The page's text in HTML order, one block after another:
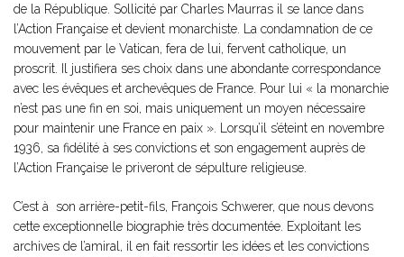
de la République. Sollicité par Charles Maurras il se lance dans
l’Action Française et devient monarchiste. La condamnation de ce
mouvement par le Vatican, fera de lui, fervent catholique, un
proscrit. Il justifiera ses choix dans une abondante correspondance
avec les évêques et archevêques de France. Pour lui « la monarchie
n’est pas une fin en soi, mais uniquement un moyen nécessaire
pour maintenir une France en paix ». Lorsqu’il s’éteint en novembre
1936, sa fidélité à ses convictions et son engagement auprès de
l’Action Française le priveront de sépulture religieuse.
C’est à son arrière-petit-fils, François Schwerer, que nous devons
cette exceptionnelle biographie très documentée. Exploitant les
archives de l’amiral, il en fait ressortir les idées et les convictions